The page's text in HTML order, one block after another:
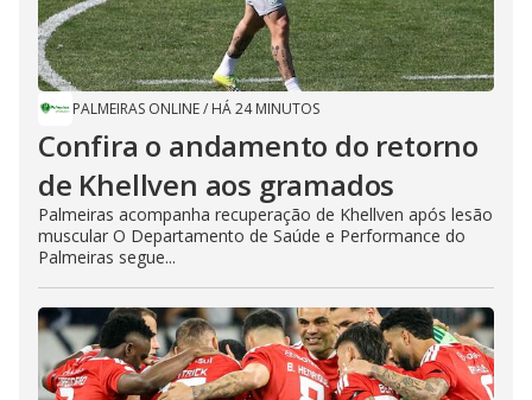
PALMEIRAS ONLINE/ HÁ 24 MINUTOS
Confira o andamento do retorno
de Khellven aos gramados
Palmeiras acompanha recuperação de Khellven após lesão
muscular O Departamento de Saúde e Performance do
Palmeiras segue...